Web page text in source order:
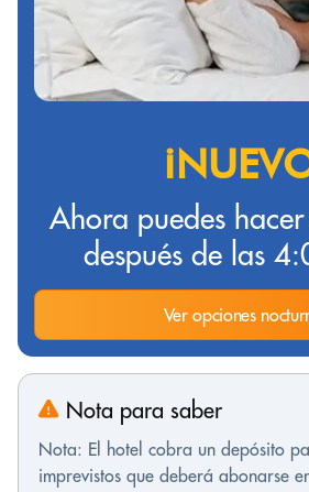
Ahora puedes
después de las
Ver opciones
Nota para saber
Nota: El hotel cobra un depósito
imprevistos que deberá abonarse